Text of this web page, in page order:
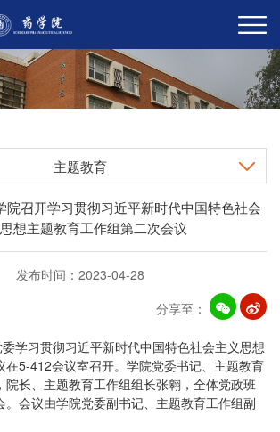
主题教育
院召开学习贯彻习近平新时代中国特色社会
想主题教育工作组第二次会议
发布时间：2023-04-28
分享至：
学习贯彻习近平新时代中国特色社会主义思想
在5-412会议室召开。学院党委书记、主题教育
院长、主题教育工作组组长张翱，全体党政班
。会议由学院党委副书记、主题教育工作组副